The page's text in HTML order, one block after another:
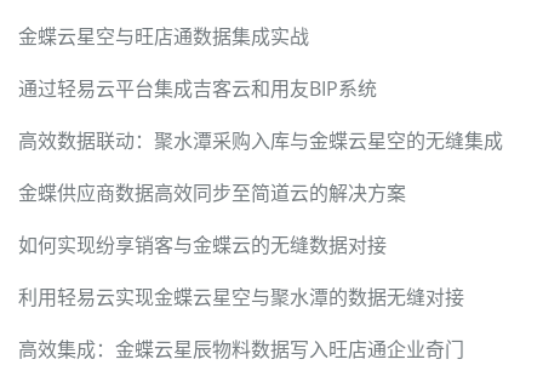
金蝶云星空与旺店通数据集成实战
通过轻易云平台集成吉客云和用友BIP系统
高效数据联动：聚水潭采购入库与金蝶云星空的无缝集成
金蝶供应商数据高效同步至简道云的解决方案
如何实现纷享销客与金蝶云的无缝数据对接
利用轻易云实现金蝶云星空与聚水潭的数据无缝对接
高效集成：金蝶云星辰物料数据写入旺店通企业奇门